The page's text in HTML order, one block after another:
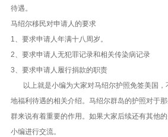
待遇。
马绍尔移民对申请人的要求
1、要求申请人年满十八周岁。
2、要求申请人无犯罪记录和相关传染病记录
3、要求申请人履行捐款的职责
以上就是小编为大家对马绍尔护照免签美国，
地福利待遇的相关介绍。马绍尔群岛的护照对于
群来说有着重要的作用。如果大家后续还有其他
小编进行交流。